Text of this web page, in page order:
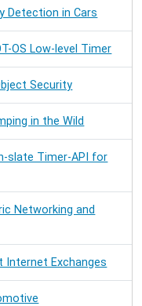
Detection in Cars
OS Low-level Timer
Security
in the Wild
slate Timer-API for
Networking and
Internet Exchanges